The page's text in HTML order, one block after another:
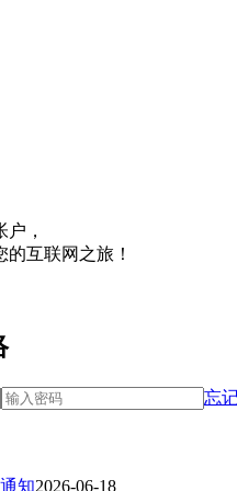
，
互联网之旅！
忘
知2026-06-18